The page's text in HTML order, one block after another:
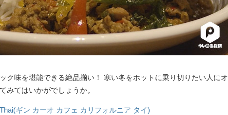
ク味を堪能できる絶品揃い！ 寒い冬をホットに乗り切りたい人にオ
みてはいかがでしょうか。
ギン カーオ カフェ カリフォルニア タイ)